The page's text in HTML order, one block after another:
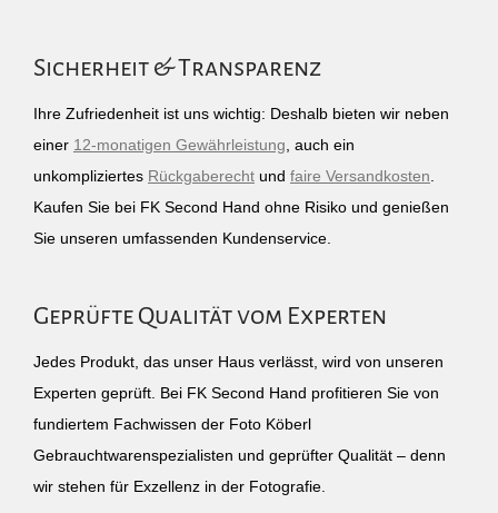
Sicherheit & Transparenz
Ihre Zufriedenheit ist uns wichtig: Deshalb bieten wir neben
einer 12-monatigen Gewährleistung , auch ein
unkompliziertes Rückgaberecht und faire Versandkosten
Kaufen Sie bei FK Second Hand ohne Risiko und genießen
Sie unseren umfassenden Kundenservice.
Geprüfte Qualität vom Experten
Jedes Produkt, das unser Haus verlässt, wird von unseren
Experten geprüft. Bei FK Second Hand profitieren Sie von
fundiertem Fachwissen der Foto Köberl
Gebrauchtwarenspezialisten und geprüfter Qualität – denn
wir stehen für Exzellenz in der Fotografie.